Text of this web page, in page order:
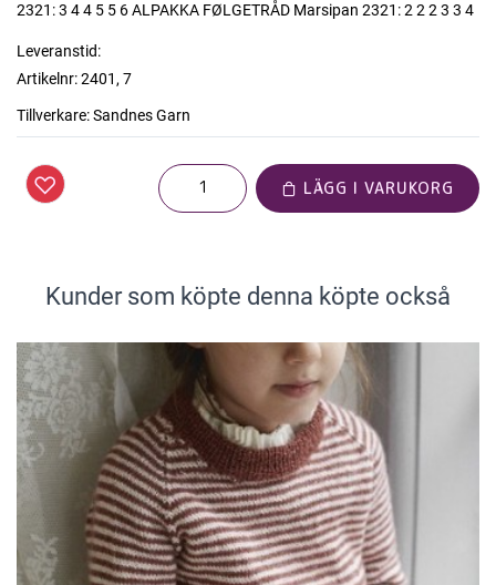
2321: 3 4 4 5 5 6 ALPAKKA FØLGETRÅD Marsipan 2321: 2 2 2 3 3 4
Leveranstid:
Artikelnr:2401, 7
Tillverkare:Sandnes Garn
LÄGG I VARUKORG
Kunder som köpte denna köpte också